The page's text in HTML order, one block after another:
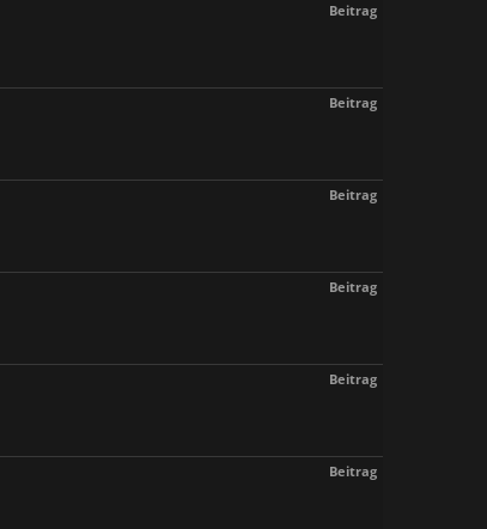
Beitrag
Beitrag
Beitrag
Beitrag
Beitrag
Beitrag